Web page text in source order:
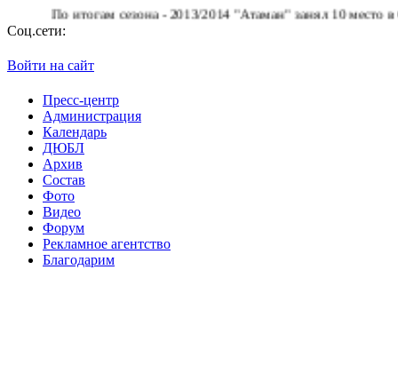
По итогам сезона - 2013/2014 "Атаман" занял 10 место в
Соц.сети:
Войти на сайт
Пресс-центр
Администрация
Календарь
ДЮБЛ
Архив
Состав
Фото
Видео
Форум
Рекламное агентство
Благодарим